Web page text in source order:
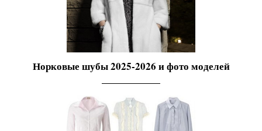
Норковые шубы 2025-2026 и фото моделей